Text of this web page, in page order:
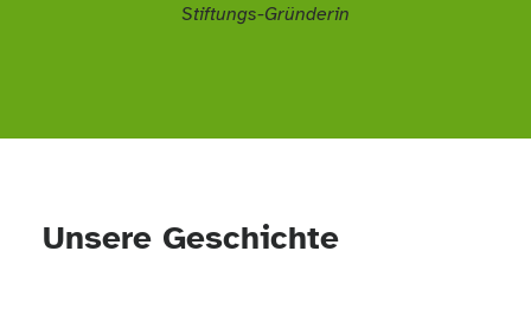
Stiftungs-Gründerin
Unsere Geschichte